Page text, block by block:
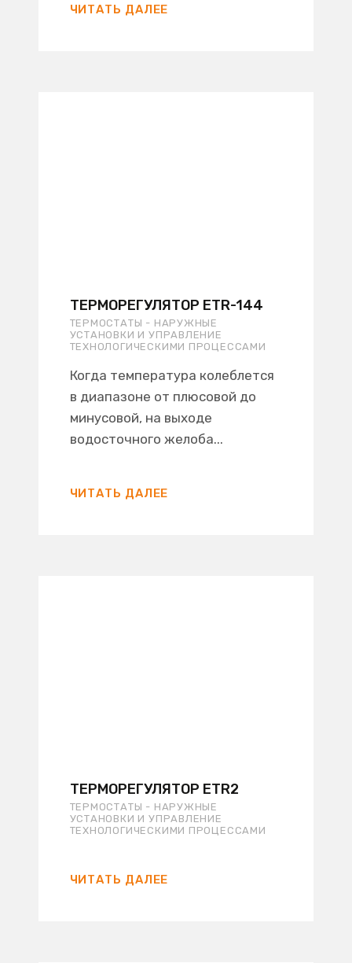
ЧИТАТЬ ДАЛЕЕ
ТЕРМОРЕГУЛЯТОР ETR-144
ТЕРМОСТАТЫ - НАРУЖНЫЕ
УСТАНОВКИ И УПРАВЛЕНИЕ
ТЕХНОЛОГИЧЕСКИМИ ПРОЦЕССАМИ
Когда температура колеблется
в диапазоне от плюсовой до
минусовой, на выходе
водосточного желоба...
ЧИТАТЬ ДАЛЕЕ
ТЕРМОРЕГУЛЯТОР ETR2
ТЕРМОСТАТЫ - НАРУЖНЫЕ
УСТАНОВКИ И УПРАВЛЕНИЕ
ТЕХНОЛОГИЧЕСКИМИ ПРОЦЕССАМИ
ЧИТАТЬ ДАЛЕЕ